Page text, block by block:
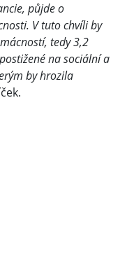
půjde o
V tuto chvíli by
tedy 3,2
na sociální a
by hrozila